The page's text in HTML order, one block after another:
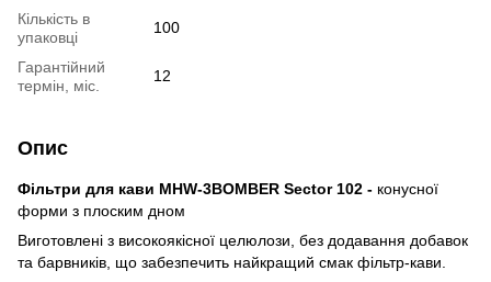
Кількість в
упаковці
100
Гарантійний
термін, міс.
12
Опис
Фільтри для кави MHW-3BOMBER Sector 102 - конусної
форми з плоским дном
Виготовлені з високоякісної целюлози, без додавання добавок
та барвників, що забезпечить найкращий смак фільтр-кави.